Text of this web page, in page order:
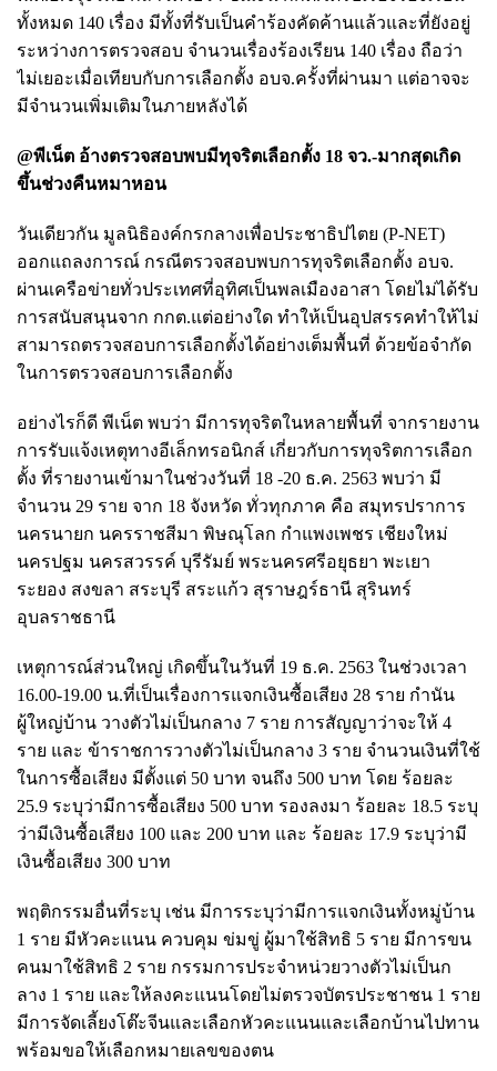
ทั้งหมด 140 เรื่อง มีทั้งที่รับเป็นคำร้องคัดค้านแล้วและที่ยังอยู่
ระหว่างการตรวจสอบ จำนวนเรื่องร้องเรียน 140 เรื่อง ถือว่า
ไม่เยอะเมื่อเทียบกับการเลือกตั้ง อบจ.ครั้งที่ผ่านมา แต่อาจจะ
มีจำนวนเพิ่มเติมในภายหลังได้
@พีเน็ต อ้างตรวจสอบพบมีทุจริตเลือกตั้ง 18 จว.-มากสุดเกิด
ขึ้นช่วงคืนหมาหอน
วันเดียวกัน มูลนิธิองค์กรกลางเพื่อประชาธิปไตย (P-NET)
ออกแถลงการณ์ กรณีตรวจสอบพบการทุจริตเลือกตั้ง อบจ.
ผ่านเครือข่ายทั่วประเทศที่อุทิศเป็นพลเมืองอาสา โดยไม่ได้รับ
การสนับสนุนจาก กกต.แต่อย่างใด ทำให้เป็นอุปสรรคทำให้ไม่
สามารถตรวจสอบการเลือกตั้งได้อย่างเต็มพื้นที่ ด้วยข้อจำกัด
ในการตรวจสอบการเลือกตั้ง
อย่างไรก็ดี พีเน็ต พบว่า มีการทุจริตในหลายพื้นที่ จากรายงาน
การรับแจ้งเหตุทางอีเล็กทรอนิกส์ เกี่ยวกับการทุจริตการเลือก
ตั้ง ที่รายงานเข้ามาในช่วงวันที่ 18 -20 ธ.ค. 2563 พบว่า มี
จำนวน 29 ราย จาก 18 จังหวัด ทั่วทุกภาค คือ สมุทรปราการ
นครนายก นครราชสีมา พิษณุโลก กำแพงเพชร เชียงใหม่
นครปฐม นครสวรรค์ บุรีรัมย์ พระนครศรีอยุธยา พะเยา
ระยอง สงขลา สระบุรี สระแก้ว สุราษฎร์ธานี สุรินทร์
อุบลราชธานี
เหตุการณ์ส่วนใหญ่ เกิดขึ้นในวันที่ 19 ธ.ค. 2563 ในช่วงเวลา
16.00-19.00 น.ที่เป็นเรื่องการแจกเงินซื้อเสียง 28 ราย กำนัน
ผู้ใหญ่บ้าน วางตัวไม่เป็นกลาง 7 ราย การสัญญาว่าจะให้ 4
ราย และ ข้าราชการวางตัวไม่เป็นกลาง 3 ราย จำนวนเงินที่ใช้
ในการซื้อเสียง มีตั้งแต่ 50 บาท จนถึง 500 บาท โดย ร้อยละ
25.9 ระบุว่ามีการซื้อเสียง 500 บาท รองลงมา ร้อยละ 18.5 ระบุ
ว่ามีเงินซื้อเสียง 100 และ 200 บาท และ ร้อยละ 17.9 ระบุว่ามี
เงินซื้อเสียง 300 บาท
พฤติกรรมอื่นที่ระบุ เช่น มีการระบุว่ามีการแจกเงินทั้งหมู่บ้าน
1 ราย มีหัวคะแนน ควบคุม ข่มขู่ ผู้มาใช้สิทธิ 5 ราย มีการขน
คนมาใช้สิทธิ 2 ราย กรรมการประจำหน่วยวางตัวไม่เป็นก
ลาง 1 ราย และให้ลงคะแนนโดยไม่ตรวจบัตรประชาชน 1 ราย
มีการจัดเลี้ยงโต๊ะจีนและเลือกหัวคะแนนและเลือกบ้านไปทาน
พร้อมขอให้เลือกหมายเลขของตน